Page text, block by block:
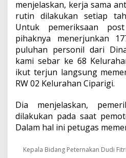
menjelaskan, kerja sama
rutin dilakukan setiap
Untuk pemeriksaan
pihaknya menerjunkan
puluhan personil dari
kami sebar ke 68
ikut terjun langsung
RW 02 Kelurahan Ciparigi.
Dia menjelaskan,
dilakukan pada saat
Dalam hal ini petugas
Kepala Bidang Peternakan Dudi